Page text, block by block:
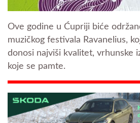
Ove godine u Ćupriji biće
muzičkog festivala Ravanelius,
donosi najviši kvalitet, vrhunske
koje se pamte.